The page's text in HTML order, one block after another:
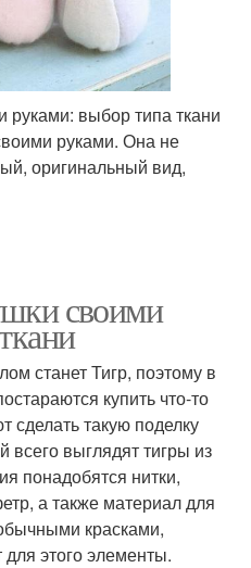
руками: выбор типа ткани
руками. Она не
оригинальный вид,
своими
станет Тигр, поэтому в
купить что-то
сделать такую поделку
выглядят тигры из
понадобятся нитки,
а также материал для
красками,
этого элементы.